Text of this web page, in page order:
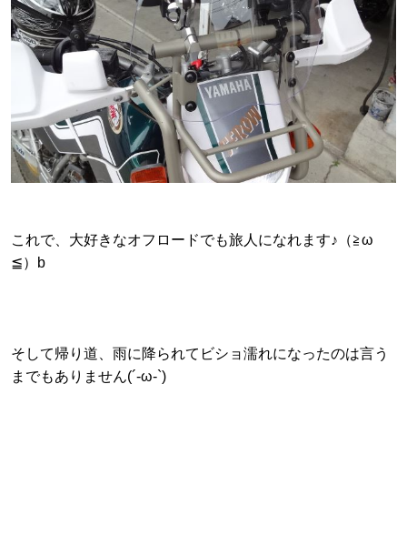
これで、大好きなオフロードでも旅人になれます♪（≧ω
≦）b
そして帰り道、雨に降られてビショ濡れになったのは言う
までもありません(´-ω-`)